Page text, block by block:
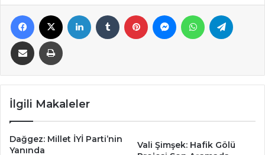
Facebook LinkedIn Tumblr Pinterest MessengerWhatsApp
E-Posta ile paylaş Yazdır
İlgili Makaleler
Dağgez: Millet İYİ Parti’nin
Yanında
Vali Şimşek: Hafik Gölü